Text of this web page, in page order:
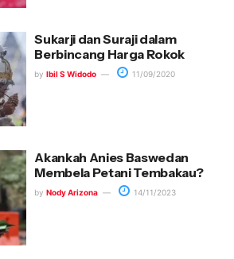
Sukarji dan Suraji dalam
Berbincang Harga Rokok
by Ibil S Widodo 11/09/2020
Akankah Anies Baswedan
Membela Petani Tembakau?
by Nody Arizona 14/11/2023